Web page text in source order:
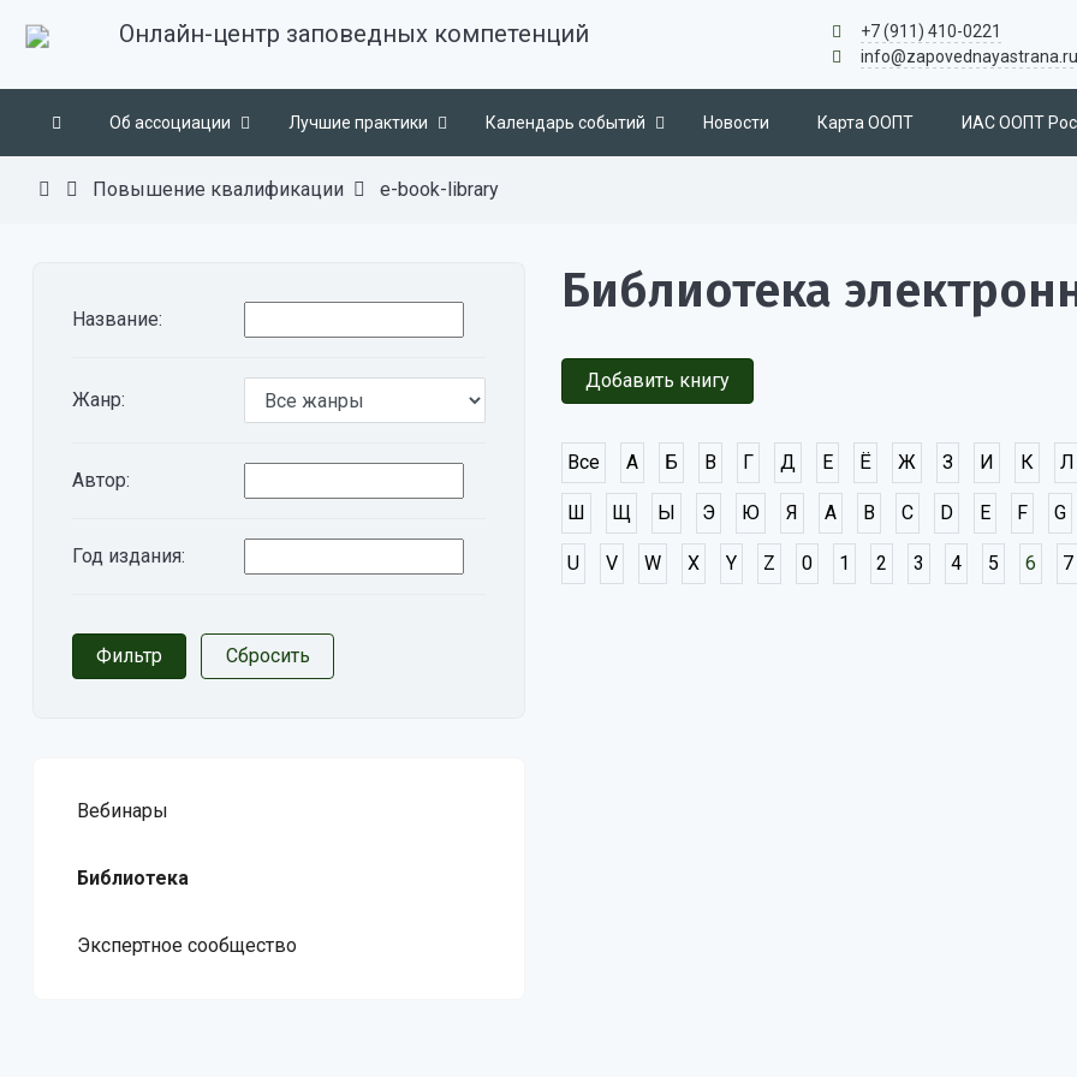
Онлайн-центр заповедных компетенций
+7 (911) 410-0221
info@zapovednayastrana.ru
Об ассоциации Лучшие практики Календарь событий Новости Карта ООПТ ИАС ООПТ
Повышение квалификации e-book-library
Название:
Жанр:
Автор:
Год издания:
Вебинары
Библиотека
Экспертное сообщество
Библиотека
Добавить книгу
Все А Б В Г Д Е Ё Ж З И К Л
Ш Щ Ы Э Ю Я A B C D E F G
U V W X Y Z 0 1 2 3 4 5 6 7